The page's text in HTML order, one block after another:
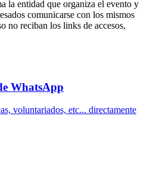
la entidad que organiza el evento y
comunicarse con los mismos
no reciban los links de accesos,
WhatsApp
voluntariados, etc... directamente